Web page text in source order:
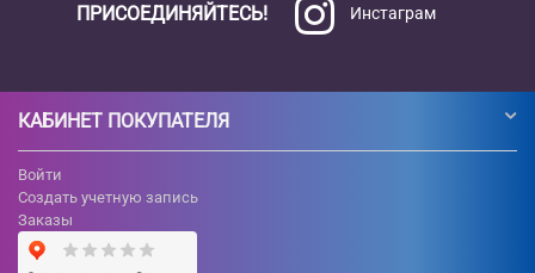
ПРИСОЕДИНЯЙТЕСЬ! Инстаграм
КАБИНЕТ ПОКУПАТЕЛЯ
Войти
Создать учетную запись
Заказы